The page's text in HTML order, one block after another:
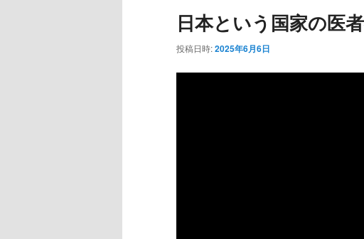
日本という国家の医
投稿日時:2025年6月6日